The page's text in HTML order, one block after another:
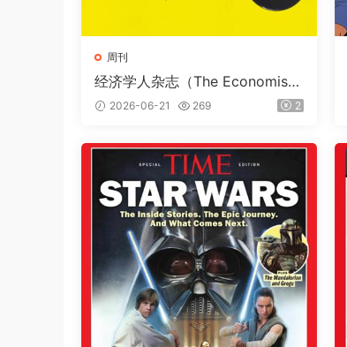
周刊
经济学人杂志（The Economis
t）2026年6月20日（PDF版+音
频+Kindle版）
2026-06-21 269 2